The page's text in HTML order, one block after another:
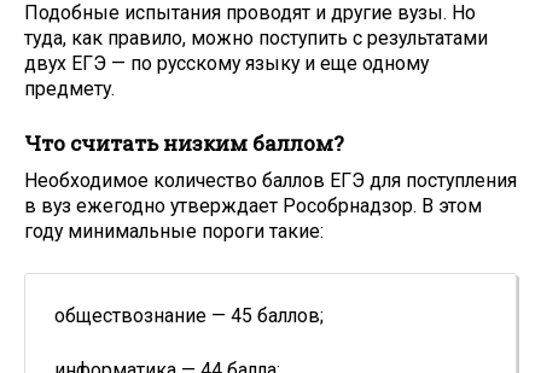
Подобные испытания проводят и другие вузы. Но
туда, как правило, можно поступить с результатами
двух ЕГЭ — по русскому языку и еще одному
предмету.
Что считать низким баллом?
Необходимое количество баллов ЕГЭ для поступления
в вуз ежегодно утверждает Рособрнадзор. В этом
году минимальные пороги такие:
обществознание — 45 баллов;